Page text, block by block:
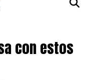
con estos